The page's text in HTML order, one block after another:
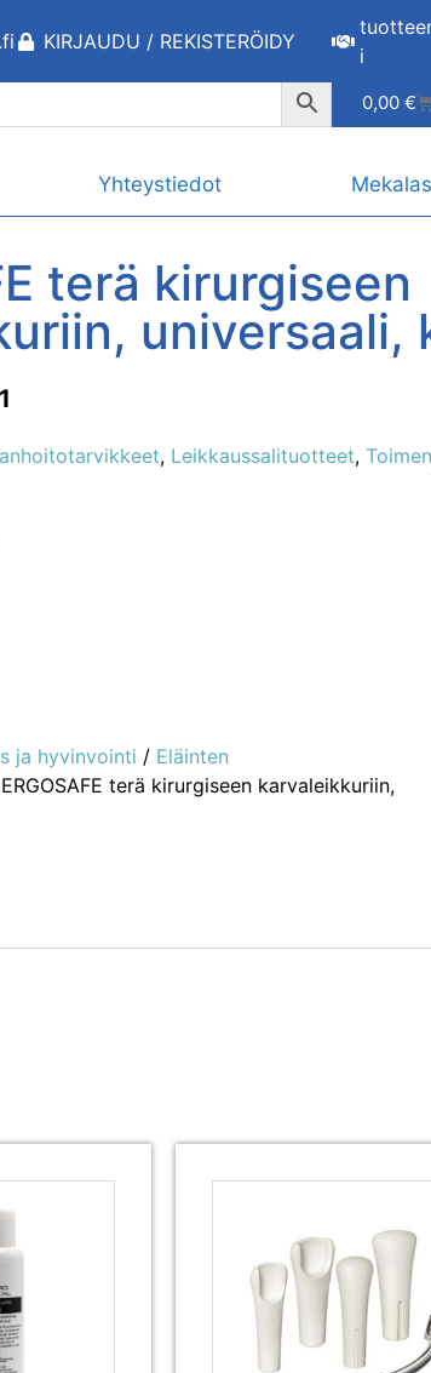
KIRJAUDU / REKISTERÖIDY
i
0,00 €
Yhteystiedot
terä kirurgiseen
universaali,
, Leikkaussalituotteet,
ja hyvinvointi / Eläinten
terä kirurgiseen karvaleikkuriin,